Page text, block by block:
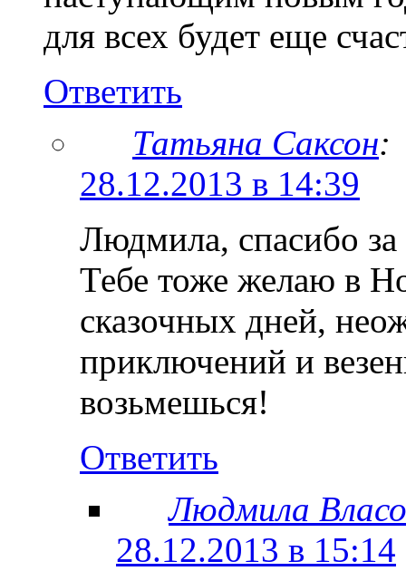
для всех будет еще
Ответить
Татьяна Саксон:
28.12.2013 в 14:39
Людмила, спасибо
Тебе тоже желаю в
сказочных дней,
приключений и
возьмешься!
Ответить
Людмила
28.12.2013 в 15:14